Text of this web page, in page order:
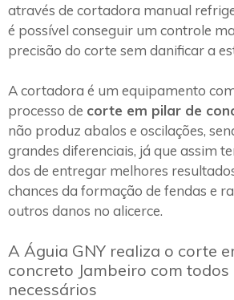
através de cortadora manual
é possível conseguir um controle
precisão do corte sem danificar a
A cortadora é um equipamento
processo de corte em pilar de
não produz abalos e oscilações,
grandes diferenciais, já que assim
dos de entregar melhores
chances da formação de fendas e
outros danos no alicerce.
A Águia GNY realiza o corte
concreto Jambeiro com todos
necessários